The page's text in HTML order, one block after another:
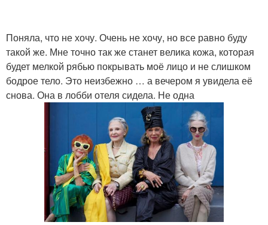
Поняла, что не хочу. Очень не хочу, но все равно буду
такой же. Мне точно так же станет велика кожа, которая
будет мелкой рябью покрывать моё лицо и не слишком
бодрое тело. Это неизбежно … а вечером я увидела её
снова. Она в лобби отеля сидела. Не одна